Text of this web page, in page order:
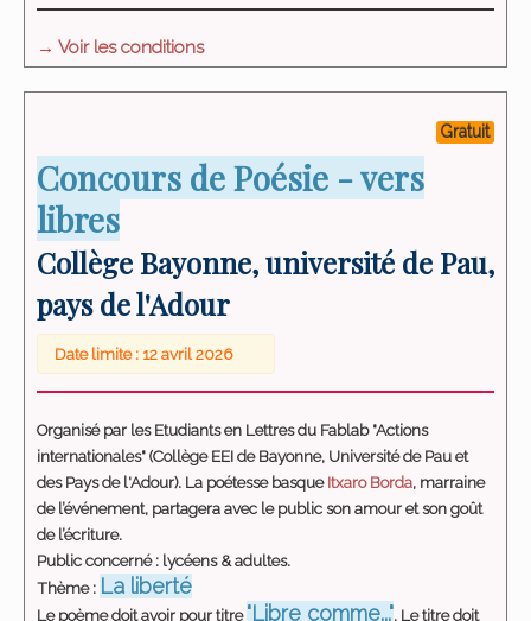
→ Voir les conditions
Gratuit
Concours de Poésie - vers
libres
Collège Bayonne, université de Pau,
pays de l'Adour
Date limite : 12 avril 2026
Organisé par les Etudiants en Lettres du Fablab "Actions
internationales" (Collège EEI de Bayonne, Université de Pau et
des Pays de l'Adour). La poétesse basqueItxaro Borda, marraine
de l’événement, partagera avec le public son amour et son goût
de l’écriture.
Public concerné : lycéens & adultes.
Thème : La liberté
Le poème doit avoir pour titre"Libre comme...". Le titre doit